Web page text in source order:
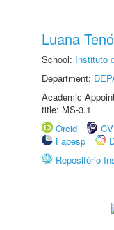
Luana
School: Instituto
Department:
Academic
title: MS-3.1
Orcid
Fapesp
Repositório